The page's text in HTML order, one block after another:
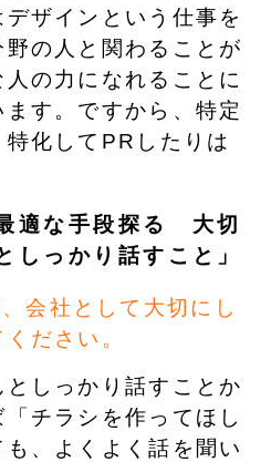
ザインという仕事を
の人と関わることが
の力になれることに
す。ですから、特定
化してPRしたりは
適な手段探る 大切
しっかり話すこと」
会社として大切にし
ださい。
しっかり話すことか
チラシを作ってほし
、よくよく話を聞い